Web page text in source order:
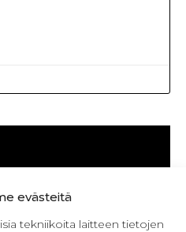
evästeitä
tekniikoita laitteen tietojen